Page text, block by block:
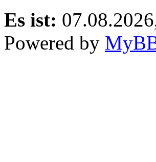
Es ist:
Powered by